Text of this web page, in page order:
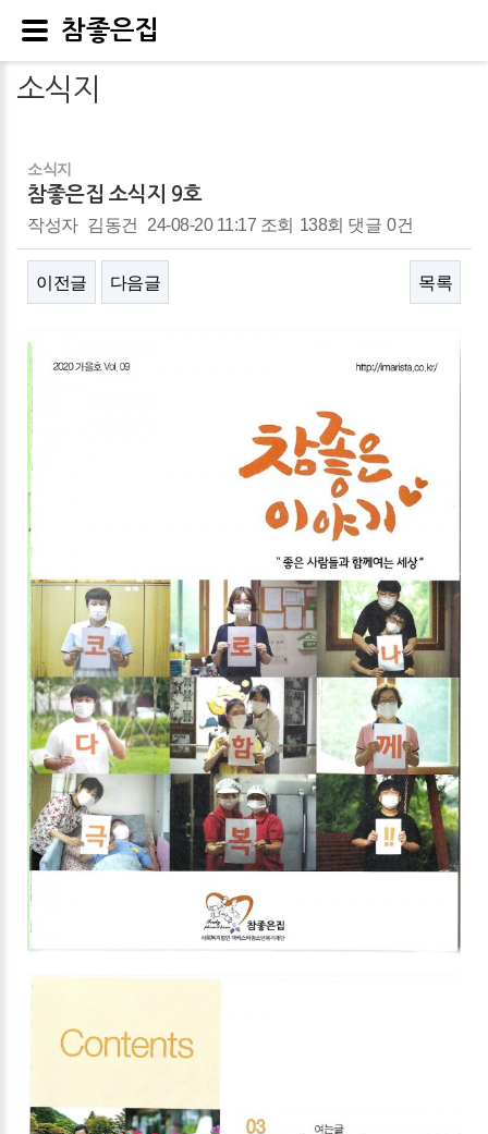
소식지
소식지
참좋은집 소식지 9호
작성자 김동건 24-08-20 11:17 조회 138회 댓글 0건
이전글 다음글 목록
본문
참좋은집